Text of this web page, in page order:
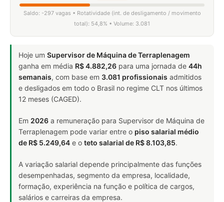
Saldo: -297 vagas • Rotatividade (int. de desligamento / movimento
total): 54,8% • Volume: 3.081
Hoje um Supervisor de Máquina de Terraplenagem
ganha em média R$ 4.882,26 para uma jornada de 44h
semanais, com base em 3.081 profissionais admitidos
e desligados em todo o Brasil no regime CLT nos últimos
12 meses (CAGED).
Em 2026 a remuneração para Supervisor de Máquina de
Terraplenagem pode variar entre o piso salarial médio
de R$ 5.249,64 e o teto salarial de R$ 8.103,85.
A variação salarial depende principalmente das funções
desempenhadas, segmento da empresa, localidade,
formação, experiência na função e política de cargos,
salários e carreiras da empresa.